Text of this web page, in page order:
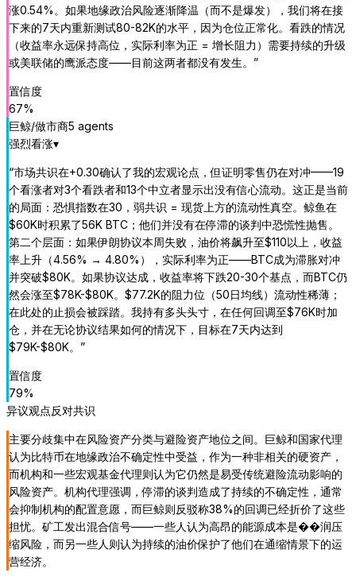
涨0.54%。如果地缘政治风险逐渐降温（而不是爆发），我们将在接
下来的7天内重新测试80-82K的水平，因为仓位正常化。看跌的情况
（收益率永远保持高位，实际利率为正 = 增长阻力）需要持续的升级
或美联储的鹰派态度——目前这两者都没有发生。 ”
置信度
67%
巨鲸/做市商5 agents
强烈看涨▾
“市场共识在+0.30确认了我的宏观论点，但证明零售仍在对冲——19
个看涨者对3个看跌者和13个中立者显示出没有信心流动。这正是当前
的局面：恐惧指数在30，弱共识 = 现货上方的流动性真空。鲸鱼在
$60K时积累了56K BTC；他们并没有在停滞的谈判中恐慌性抛售。
第二个层面：如果伊朗协议本周失败，油价将飙升至$110以上，收益
率上升（4.56% → 4.80%），实际利率为正——BTC成为滞胀对冲
并突破$80K。如果协议达成，收益率将下跌20-30个基点，而BTC仍
然会涨至$78K-$80K。$77.2K的阻力位（50日均线）流动性稀薄；
在此处的止损会被踩踏。我持有多头头寸，在任何回调至$76K时加
仓，并在无论协议结果如何的情况下，目标在7天内达到
$79K-$80K。 ”
置信度
79%
异议观点反对共识
主要分歧集中在风险资产分类与避险资产地位之间。巨鲸和国家代理
认为比特币在地缘政治不确定性中受益，作为一种非相关的硬资产，
而机构和一些宏观基金代理则认为它仍然是易受传统避险流动影响的
风险资产。机构代理强调，停滞的谈判造成了持续的不确定性，通常
会抑制机构的配置意愿，而巨鲸则反驳称38%的回调已经折价了这些
担忧。矿工发出混合信号——一些人认为高昂的能源成本是��润压
缩风险，而另一些人则认为持续的油价保护了他们在通缩情景下的运
营经济。